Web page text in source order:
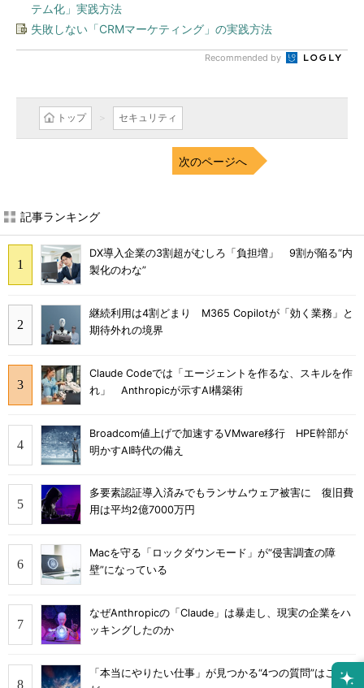
テム化」実践方法
失敗しない「CRMマーケティング」の実践方法
Recommended by
トップ セキュリティ
次のページへ
記事ランキング
DX導入企業の3割超がむしろ「負担増」 9割が陥る“内
製化のわな”
継続利用は4割どまり M365 Copilotが「効く業務」と
期待外れの境界
Claude Codeでは「エージェントを作るな、スキルを作
れ」 Anthropicが示すAI構築術
Broadcom値上げで加速するVMware移行 HPE幹部が
明かすAI時代の備え
多要素認証導入済みでもランサムウェア被害に 復旧費
用は平均2億7000万円
Macを守る「ロックダウンモード」が“侵害調査の障
壁”になっている
なぜAnthropicの「Claude」は暴走し、現実の企業をハ
ッキングしたのか
「本当にやりたい仕事」が見つかる“4つの質問”はこれ